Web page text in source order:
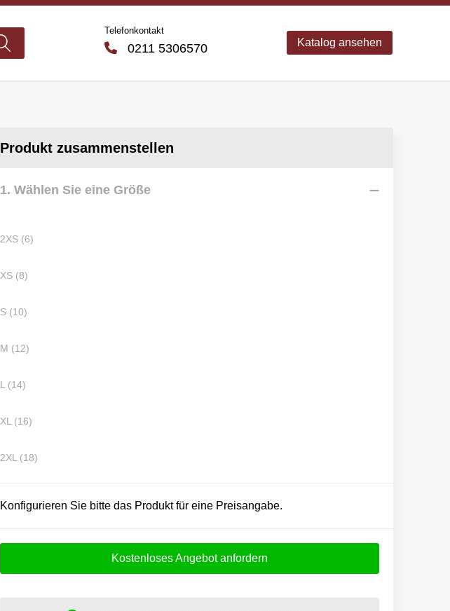
Telefonkontakt
0211 5306570 Katalog ansehen
Produkt zusammenstellen
1. Wählen Sie eine Größe
2XS (6)
XS (8)
S (10)
M (12)
L (14)
XL (16)
2XL (18)
Konfigurieren Sie bitte das Produkt für eine Preisangabe.
Kostenloses Angebot anfordern